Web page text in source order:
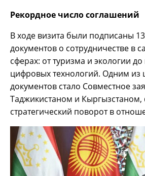
Рекордное число соглашений
В ходе визита были подписаны
документов о сотрудничестве в
сферах: от туризма и экологии
цифровых технологий. Одним из
документов стало Совместное
Таджикистаном и
стратегический поворот в